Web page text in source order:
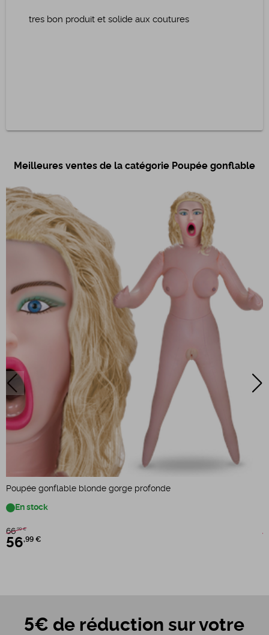
tres bon produit et solide aux coutures
Meilleures ventes de la catégorie Poupée gonflable
Poupée gonflable blonde gorge profonde
En stock
66 ,99 €
56,99 €
5€ de réduction sur votre